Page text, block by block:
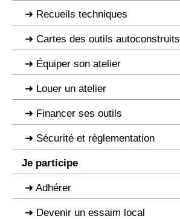
Recueils techniques
Cartes des outils autoconstruits
Équiper son atelier
Louer un atelier
Financer ses outils
Sécurité et règlementation
Je participe
Adhérer
Devenir un essaim local